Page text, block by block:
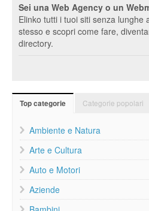
Sei una Web Agency o un
Elinko tutti i tuoi siti senza lunghe
stesso e scopri come fare,
directory.
Top categorie Categorie popolari
Ambiente e Natura
Arte e Cultura
Auto e Motori
Aziende